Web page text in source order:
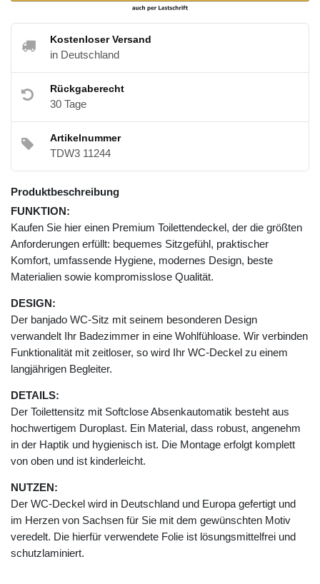
Kostenloser Versand
in Deutschland
Rückgaberecht
30 Tage
Artikelnummer
TDW3 11244
Produktbeschreibung
FUNKTION:
Kaufen Sie hier einen Premium Toilettendeckel, der die größten
Anforderungen erfüllt: bequemes Sitzgefühl, praktischer
Komfort, umfassende Hygiene, modernes Design, beste
Materialien sowie kompromisslose Qualität.
DESIGN:
Der banjado WC-Sitz mit seinem besonderen Design
verwandelt Ihr Badezimmer in eine Wohlfühloase. Wir verbinden
Funktionalität mit zeitloser, so wird Ihr WC-Deckel zu einem
langjährigen Begleiter.
DETAILS:
Der Toilettensitz mit Softclose Absenkautomatik besteht aus
hochwertigem Duroplast. Ein Material, dass robust, angenehm
in der Haptik und hygienisch ist. Die Montage erfolgt komplett
von oben und ist kinderleicht.
NUTZEN:
Der WC-Deckel wird in Deutschland und Europa gefertigt und
im Herzen von Sachsen für Sie mit dem gewünschten Motiv
veredelt. Die hierfür verwendete Folie ist lösungsmittelfrei und
schutzlaminiert.